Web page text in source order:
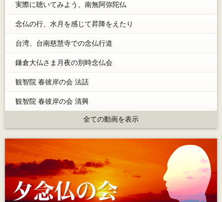
実際に聴いてみよう、南無阿弥陀仏
念仏の行、水月を感じて昇降をえたり
台湾、台南慈慧寺での念仏行道
鎌倉大仏さま月夜の別時念仏会
観智院 春彼岸の会 法話
観智院 春彼岸の会 清興
全ての動画を表示